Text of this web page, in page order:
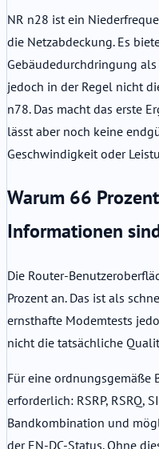
NR n28 ist ein
die Netzabdeckung. Es
Gebäudedurchdringung
jedoch in der Regel nicht
n78. Das macht das erste
lässt aber noch keine
Geschwindigkeit oder
Warum 66
Informationen
Die Router-
Prozent an. Das ist als
ernsthafte Modemtests
nicht die tatsächliche
Für eine ordnungsgemäße
erforderlich: RSRP, RSRQ,
Bandkombination und
der EN-DC-Status. Ohne